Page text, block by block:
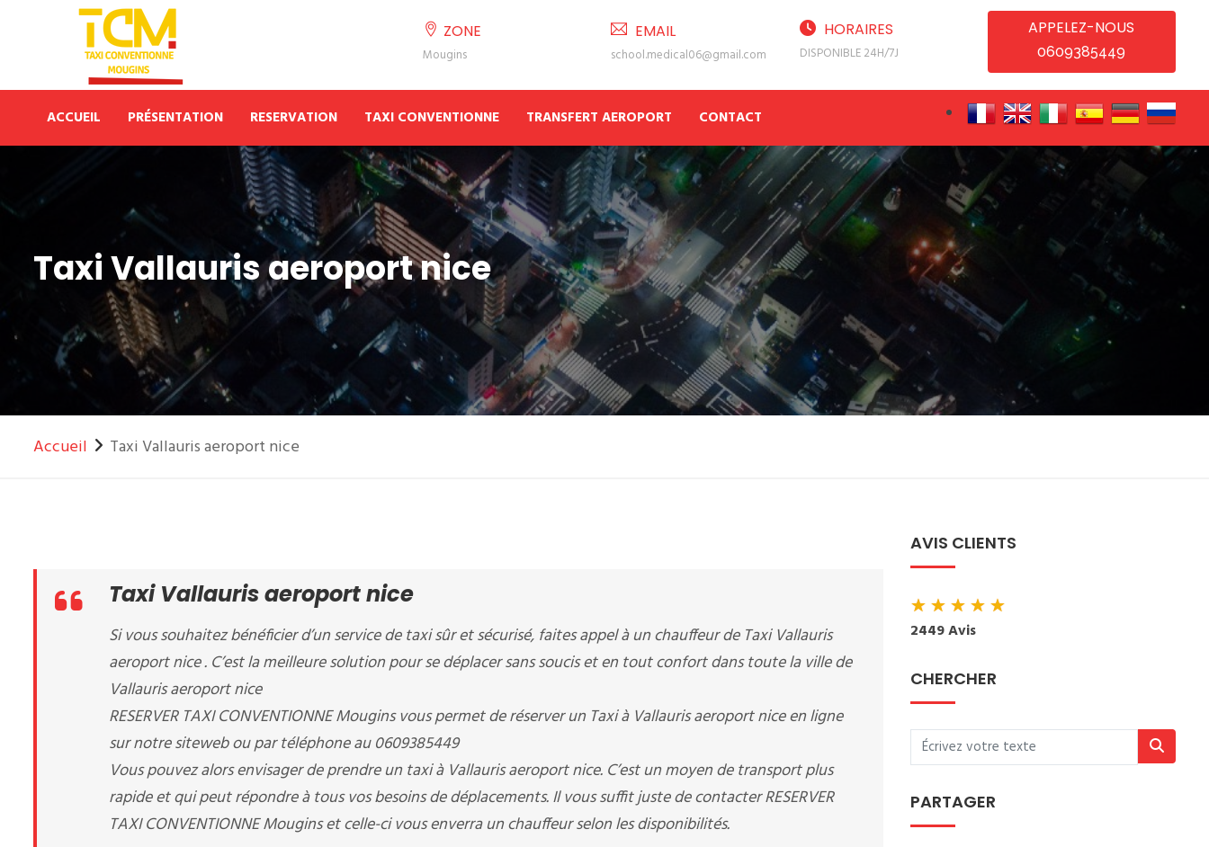
ZONE
Mougins
EMAIL
school.medical06@gmail.com
HORAIRES
DISPONIBLE 24H/7J
APPELEZ-NOUS
0609385449
ACCUEIL PRÉSENTATION RESERVATION TAXI CONVENTIONNE TRANSFERT AEROPORT CONTACT
Taxi Vallauris aeroport nice
Accueil Taxi Vallauris aeroport nice
Taxi Vallauris aeroport nice
Si vous souhaitez bénéficier d’un service de taxi sûr et sécurisé, faites appel à un chauffeur de Taxi Vallauris
aeroport nice . C’est la meilleure solution pour se déplacer sans soucis et en tout confort dans toute la ville de
Vallauris aeroport nice
RESERVER TAXI CONVENTIONNE Mougins vous permet de réserver un Taxi à Vallauris aeroport nice en ligne
sur notre siteweb ou par téléphone au 0609385449
Vous pouvez alors envisager de prendre un taxi à Vallauris aeroport nice. C’est un moyen de transport plus
rapide et qui peut répondre à tous vos besoins de déplacements. Il vous suffit juste de contacter RESERVER
TAXI CONVENTIONNE Mougins et celle-ci vous enverra un chauffeur selon les disponibilités.
AVIS CLIENTS
★★★★★
2449 Avis
CHERCHER
PARTAGER